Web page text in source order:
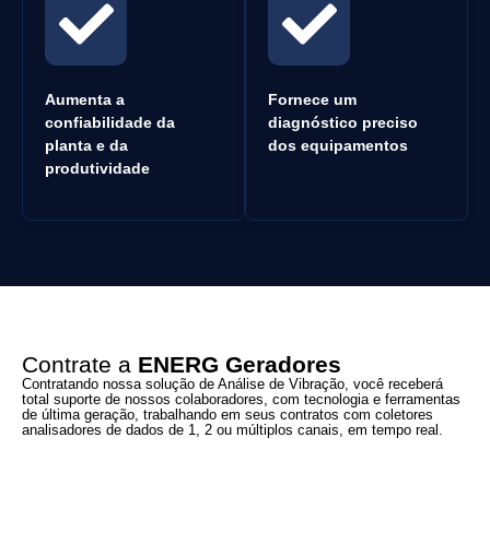
Aumenta a
confiabilidade da
planta e da
produtividade
Fornece um
diagnóstico preciso
dos equipamentos
Contrate a ENERG Geradores
Contratando nossa solução de Análise de Vibração, você receberá
total suporte de nossos colaboradores, com tecnologia e ferramentas
de última geração, trabalhando em seus contratos com coletores
analisadores de dados de 1, 2 ou múltiplos canais, em tempo real.